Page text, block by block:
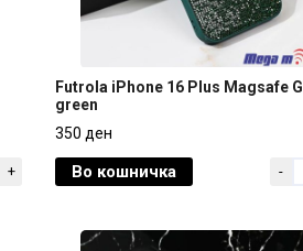
+
Futrola iPhone 16 Plus Magsafe
350 ден
Futrola iPhone 16 Plus Magsafe
green
350 ден
Во кошничка -